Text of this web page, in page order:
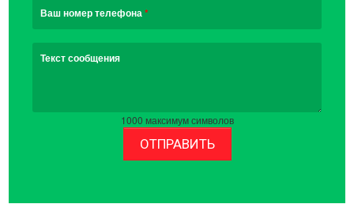
Ваш номер телефона*
Текст сообщения
1000 максимум символов
ОТПРАВИТЬ